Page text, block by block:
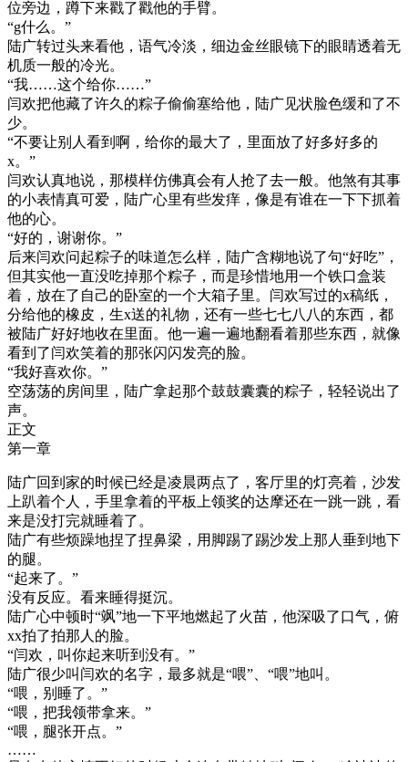
位旁边，蹲下来戳了戳他的手臂。
“g什么。”
陆广转过头来看他，语气冷淡，细边金丝眼镜下的眼睛透着无
机质一般的冷光。
“我……这个给你……”
闫欢把他藏了许久的粽子偷偷塞给他，陆广见状脸色缓和了不
少。
“不要让别人看到啊，给你的最大了，里面放了好多好多的
x。”
闫欢认真地说，那模样仿佛真会有人抢了去一般。他煞有其事
的小表情真可爱，陆广心里有些发痒，像是有谁在一下下抓着
他的心。
“好的，谢谢你。”
后来闫欢问起粽子的味道怎么样，陆广含糊地说了句“好吃”，
但其实他一直没吃掉那个粽子，而是珍惜地用一个铁口盒装
着，放在了自己的卧室的一个大箱子里。闫欢写过的x稿纸，
分给他的橡皮，生x送的礼物，还有一些七七八八的东西，都
被陆广好好地收在里面。他一遍一遍地翻看着那些东西，就像
看到了闫欢笑着的那张闪闪发亮的脸。
“我好喜欢你。”
空荡荡的房间里，陆广拿起那个鼓鼓囊囊的粽子，轻轻说出了
声。
正文
第一章
陆广回到家的时候已经是凌晨两点了，客厅里的灯亮着，沙发
上趴着个人，手里拿着的平板上领奖的达摩还在一跳一跳，看
来是没打完就睡着了。
陆广有些烦躁地捏了捏鼻梁，用脚踢了踢沙发上那人垂到地下
的腿。
“起来了。”
没有反应。看来睡得挺沉。
陆广心中顿时“飒”地一下平地燃起了火苗，他深吸了口气，俯
xx拍了拍那人的脸。
“闫欢，叫你起来听到没有。”
陆广很少叫闫欢的名字，最多就是“喂”、“喂”地叫。
“喂，别睡了。”
“喂，把我领带拿来。”
“喂，腿张开点。”
……